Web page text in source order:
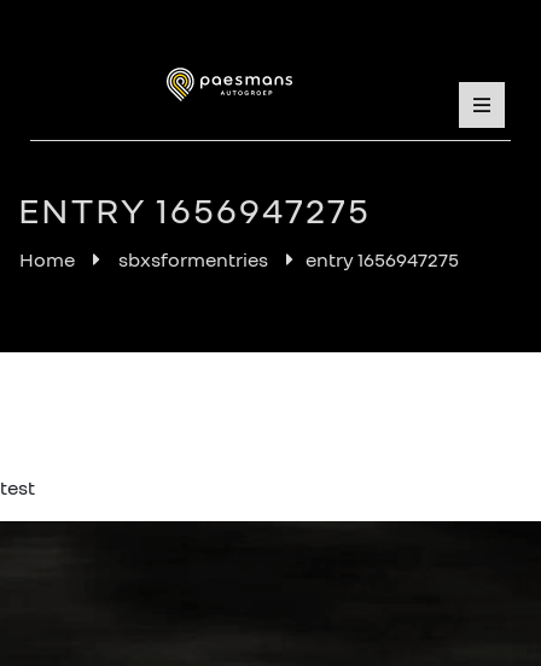
ENTRY 1656947275
Home sbxsformentries entry 1656947275
test